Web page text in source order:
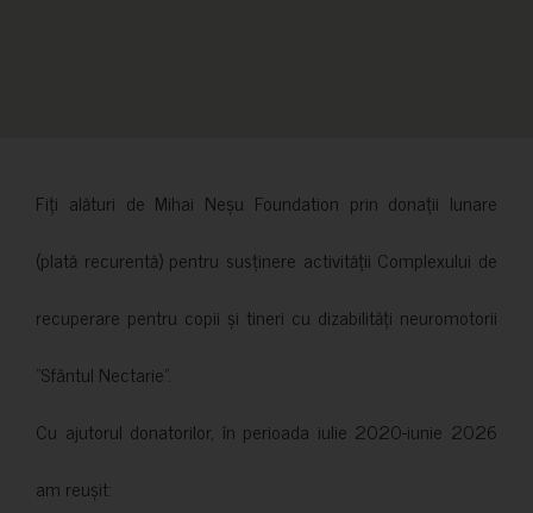
Fiți alături de Mihai Neșu Foundation prin donații lunare
(plată recurentă) pentru susținere activității Complexului de
recuperare pentru copii și tineri cu dizabilități neuromotorii
”Sfântul Nectarie”.
Cu ajutorul donatorilor, în perioada iulie 2020-iunie 2026
am reușit: